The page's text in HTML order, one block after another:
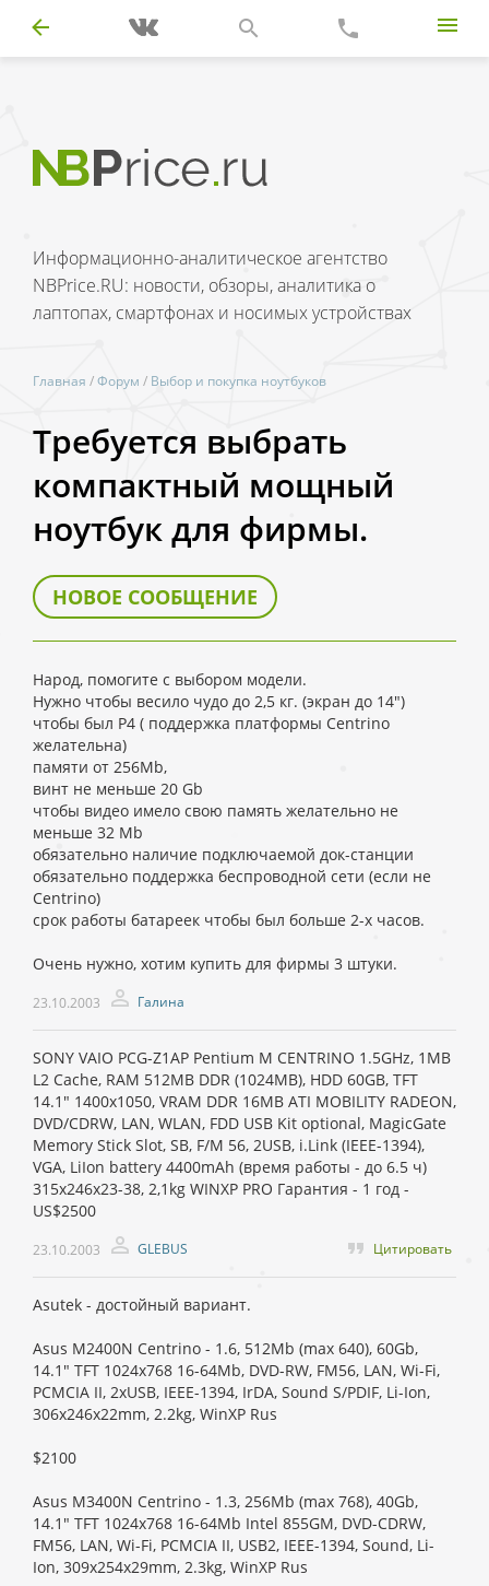
Информационно-аналитическое агентство
NBPrice.RU: новости, обзоры, аналитика о
лаптопах, смартфонах и носимых устройствах
Главная /Форум / Выбор и покупка ноутбуков
Требуется выбрать
компактный мощный
ноутбук для фирмы.
НОВОЕ СООБЩЕНИЕ
Народ, помогите с выбором модели.
Нужно чтобы весило чудо до 2,5 кг. (экран до 14")
чтобы был P4 ( поддержка платформы Centrino
желательна)
памяти от 256Mb,
винт не меньше 20 Gb
чтобы видео имело свою память желательно не
меньше 32 Mb
обязательно наличие подключаемой док-станции
обязательно поддержка беспроводной сети (если не
Centrino)
срок работы батареек чтобы был больше 2-х часов.
Очень нужно, хотим купить для фирмы 3 штуки.
23.10.2003 Галина
SONY VAIO PCG-Z1AP Pentium M CENTRINO 1.5GHz, 1MB
L2 Cache, RAM 512MB DDR (1024MB), HDD 60GB, TFT
14.1" 1400x1050, VRAM DDR 16MB ATI MOBILITY RADEON,
DVD/CDRW, LAN, WLAN, FDD USB Kit optional, MagicGate
Memory Stick Slot, SB, F/M 56, 2USB, i.Link (IEEE-1394),
VGA, LiIon battery 4400mAh (время работы - до 6.5 ч)
315x246x23-38, 2,1kg WINXP PRO Гарантия - 1 год -
US$2500
23.10.2003 GLEBUS Цитировать
Asutek - достойный вариант.
Asus M2400N Centrino - 1.6, 512Mb (max 640), 60Gb,
14.1" TFT 1024x768 16-64Mb, DVD-RW, FM56, LAN, Wi-Fi,
PCMCIA II, 2xUSB, IEEE-1394, IrDA, Sound S/PDIF, Li-Ion,
306x246x22mm, 2.2kg, WinXP Rus
$2100
Asus M3400N Centrino - 1.3, 256Mb (max 768), 40Gb,
14.1" TFT 1024x768 16-64Mb Intel 855GM, DVD-CDRW,
FM56, LAN, Wi-Fi, PCMCIA II, USB2, IEEE-1394, Sound, Li-
Ion, 309x254x29mm, 2.3kg, WinXP Rus